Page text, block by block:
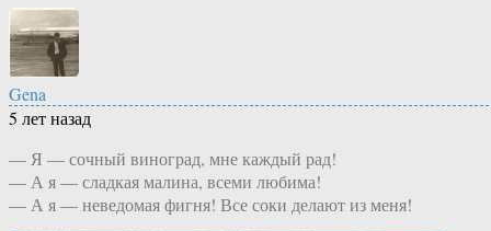
Gena
5 лет назад
— Я — сочный виноград, мне каждый рад!
— А я — сладкая малина, всеми любима!
— А я — неведомая фигня! Все соки делают из меня!